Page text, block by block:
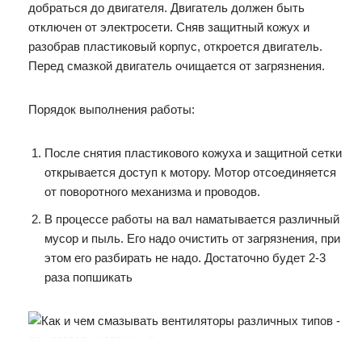
добраться до двигателя. Двигатель должен быть
отключен от электросети. Сняв защитный кожух и
разобрав пластиковый корпус, откроется двигатель.
Перед смазкой двигатель очищается от загрязнения.
Порядок выполнения работы:
После снятия пластикового кожуха и защитной сетки
открывается доступ к мотору. Мотор отсоединяется
от поворотного механизма и проводов.
В процессе работы на вал наматывается различный
мусор и пыль. Его надо очистить от загрязнения, при
этом его разбирать не надо. Достаточно будет 2-3
раза попшикать